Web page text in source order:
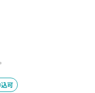
可